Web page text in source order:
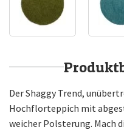
Der Shaggy Trend,
Hochflorteppich mit
weicher Polsterung. Mach